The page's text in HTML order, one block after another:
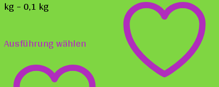
kg– 0,1 kg
Ausführung wählen
weist
weist
auf.